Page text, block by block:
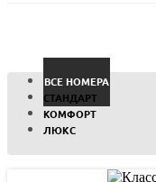
ВCЕ НОМЕРА
СТАНДАРТ
КОМФОРТ
ЛЮКС